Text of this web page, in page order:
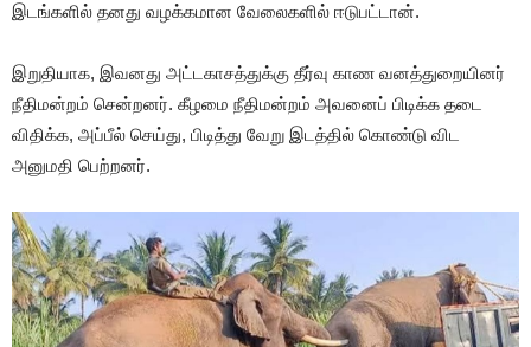
இடங்களில் தனது வழக்கமான வேலைகளில் ஈடுபட்டான்.
இறுதியாக, இவனது அட்டகாசத்துக்கு தீர்வு காண வனத்துறையினர்
நீதிமன்றம் சென்றனர். கீழமை நீதிமன்றம் அவனைப் பிடிக்க தடை
விதிக்க, அப்பீல் செய்து, பிடித்து வேறு இடத்தில் கொண்டு விட
அனுமதி பெற்றனர்.